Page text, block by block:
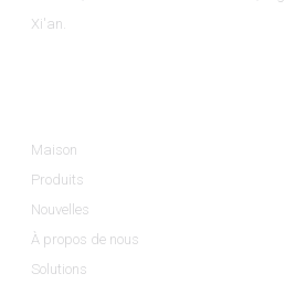
Xi'an.
Maison
Produits
Nouvelles
À propos de nous
Solutions